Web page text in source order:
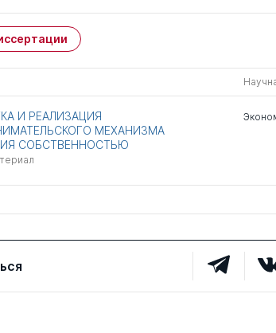
И РЕАЛИЗАЦИЯ
МЕХАНИЗМА
СОБСТВЕННОСТЬЮ